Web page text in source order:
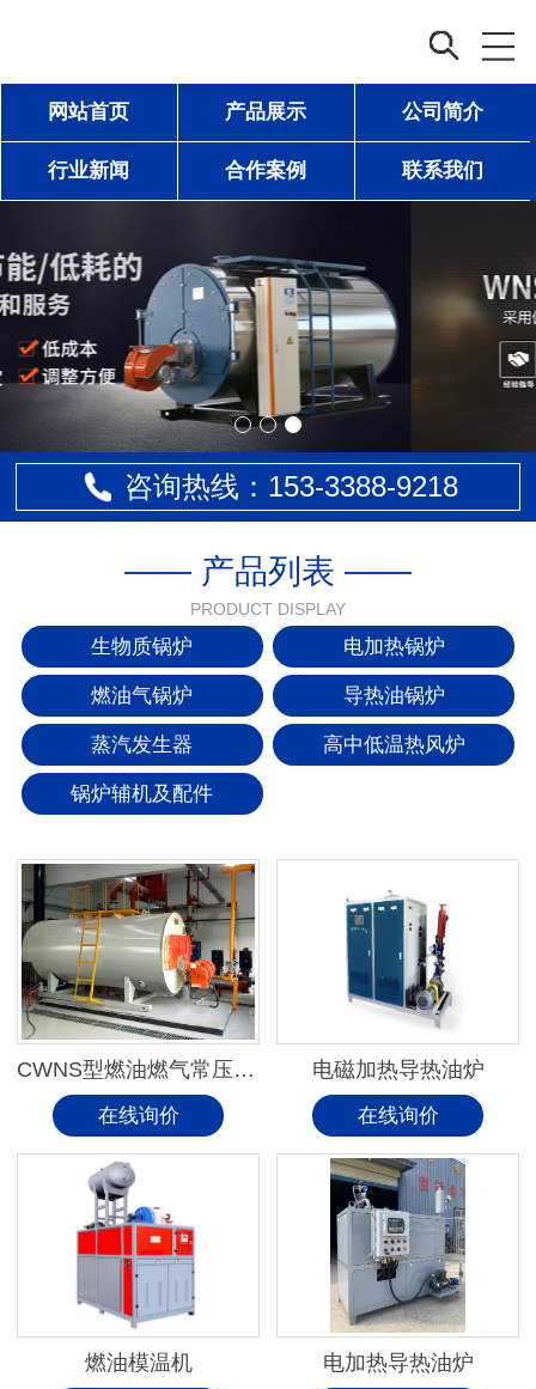
网站首页 产品展示 公司简介
行业新闻 合作案例 联系我们
咨询热线：153-3388-9218
—— 产品列表 ——
PRODUCT DISPLAY
生物质锅炉 电加热锅炉
燃油气锅炉 导热油锅炉
蒸汽发生器 高中低温热风炉
锅炉辅机及配件
CWNS型燃油燃气常压热水锅炉
在线询价
电磁加热导热油炉
在线询价
燃油模温机 电加热导热油炉